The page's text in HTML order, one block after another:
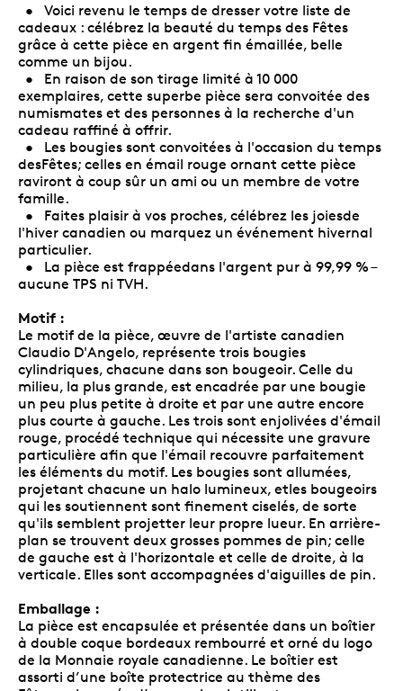
• Voici revenu le temps de dresser votre liste de
cadeaux : célébrez la beauté du temps des Fêtes
grâce à cette pièce en argent fin émaillée, belle
comme un bijou.
• En raison de son tirage limité à 10 000
exemplaires, cette superbe pièce sera convoitée des
numismates et des personnes à la recherche d'un
cadeau raffiné à offrir.
• Les bougies sont convoitées à l'occasion du temps
desFêtes; celles en émail rouge ornant cette pièce
raviront à coup sûr un ami ou un membre de votre
famille.
• Faites plaisir à vos proches, célébrez les joiesde
l'hiver canadien ou marquez un événement hivernal
particulier.
• La pièce est frappéedans l'argent pur à 99,99 % –
aucune TPS ni TVH.
Motif :
Le motif de la pièce, œuvre de l'artiste canadien
Claudio D'Angelo, représente trois bougies
cylindriques, chacune dans son bougeoir. Celle du
milieu, la plus grande, est encadrée par une bougie
un peu plus petite à droite et par une autre encore
plus courte à gauche. Les trois sont enjolivées d'émail
rouge, procédé technique qui nécessite une gravure
particulière afin que l'émail recouvre parfaitement
les éléments du motif. Les bougies sont allumées,
projetant chacune un halo lumineux, etles bougeoirs
qui les soutiennent sont finement ciselés, de sorte
qu'ils semblent projetter leur propre lueur. En arrière-
plan se trouvent deux grosses pommes de pin; celle
de gauche est à l'horizontale et celle de droite, à la
verticale. Elles sont accompagnées d'aiguilles de pin.
Emballage :
La pièce est encapsulée et présentée dans un boîtier
à double coque bordeaux rembourré et orné du logo
de la Monnaie royale canadienne. Le boîtier est
assorti d’une boîte protectrice au thème des